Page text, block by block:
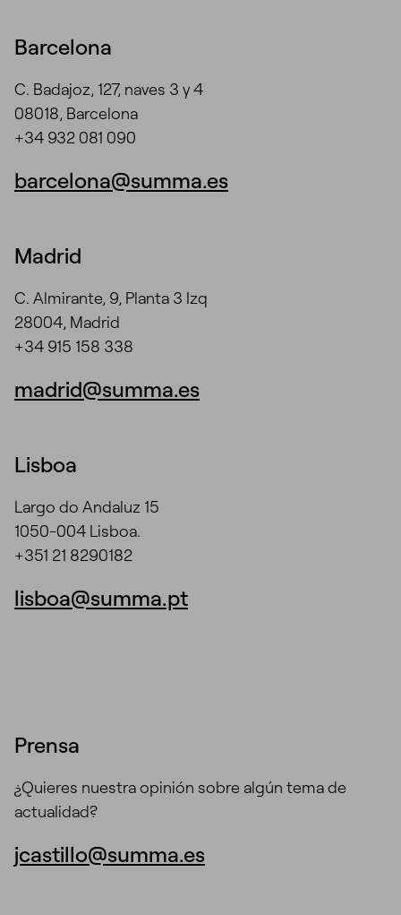
Barcelona
C. Badajoz, 127, naves 3 y 4
08018, Barcelona
+34 932 081 090
barcelona@summa.es
Madrid
C. Almirante, 9, Planta 3 Izq
28004, Madrid
+34 915 158 338
madrid@summa.es
Lisboa
Largo do Andaluz 15
1050-004 Lisboa.
+351 21 8290182
lisboa@summa.pt
Prensa
¿Quieres nuestra opinión sobre algún tema de
actualidad?
jcastillo@summa.es